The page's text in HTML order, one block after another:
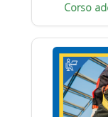
Corso